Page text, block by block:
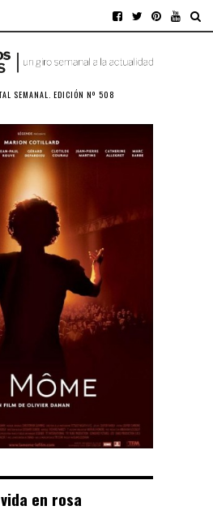
SEMANAL. EDICIÓN Nº 508
en rosa